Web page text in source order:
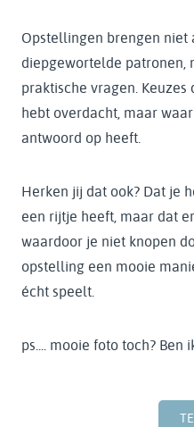
Opstellingen brengen
diepgewortelde patronen,
praktische vragen.
hebt overdacht, maar
antwoord op heeft.
Herken jij dat ook? Dat je
een rijtje heeft, maar dat
waardoor je niet knopen
opstelling een mooie
écht speelt.
ps.... mooie foto toch? Ben